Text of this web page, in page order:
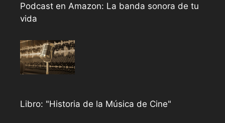
Podcast en Amazon: La banda sonora de tu
vida
Libro: "Historia de la Música de Cine"